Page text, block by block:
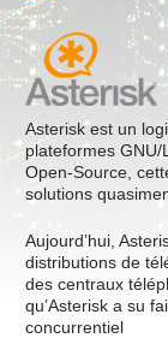
Asterisk est un
plateformes
Open-Source,
solutions
Aujourd’hui,
distributions de
des centraux
qu’Asterisk a su
concurrentiel